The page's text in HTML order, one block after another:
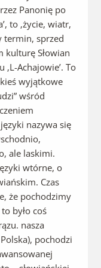
Panonię po
to ‚życie, wiatr,
termin, sprzed
kulturę Słowian
Achajowie’. To
wyjątkowe
wśród
nazywa się
ale laskimi.
wtórne, o
Czas
że pochodzimy
było coś
nasza
pochodzi